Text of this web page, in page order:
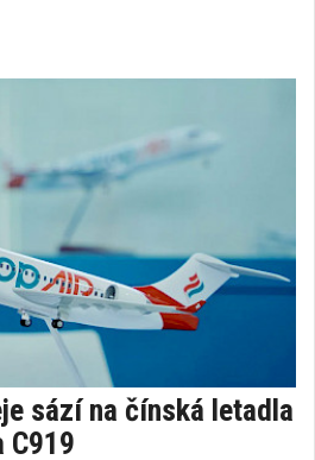
sází na čínská letadla
C919